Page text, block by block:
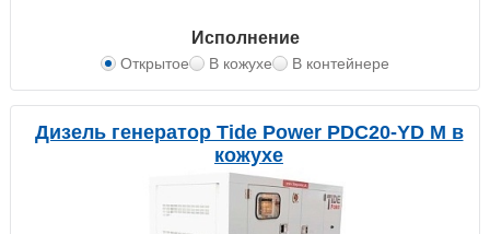
Исполнение
Открытое В кожухе В контейнере
Дизель генератор Tide Power PDC20-YD M в
кожухе